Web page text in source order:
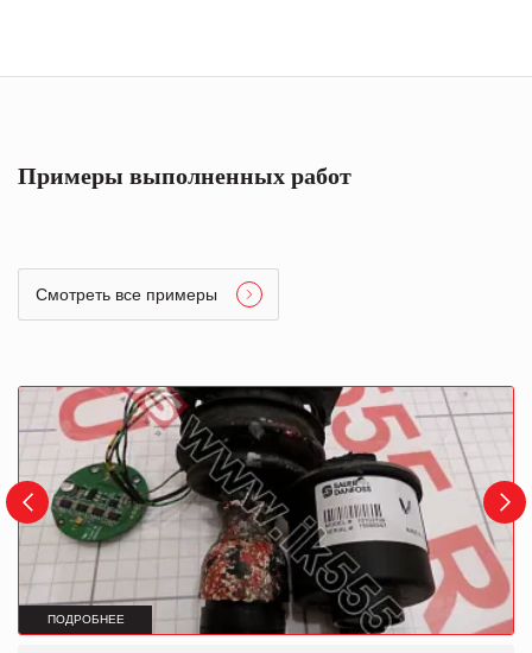
Примеры выполненных работ
Смотреть все примеры
ПОДРОБНЕЕ